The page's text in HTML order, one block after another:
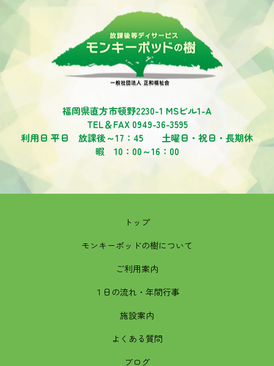
福岡県直方市頓野2230-1 MSビル1-A
TEL＆FAX 0949-36-3595
利用日 平日 放課後～17：45 土曜日・祝日・長期休
暇 10：00～16：00
トップ
モンキーポッドの樹について
ご利用案内
１日の流れ・年間行事
施設案内
よくある質問
ブログ